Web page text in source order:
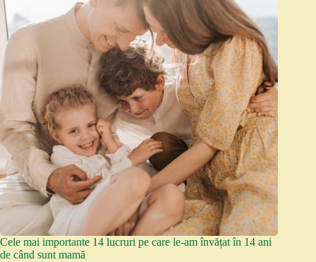
Cele mai importante 14 lucruri pe care le-am învățat în 14 ani
de când sunt mamă